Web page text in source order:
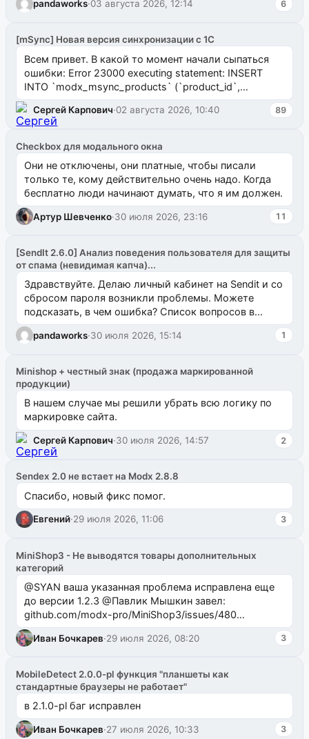
pandaworks·03 августа 2026, 12:14 6
[mSync] Новая версия синхронизации с 1С
Всем привет. В какой то момент начали сыпаться
ошибки: Error 23000 executing statement: INSERT
INTO `modx_msync_products` (`product_id`,
`uuid_1c`) VALUES ...
Сергей Карпович·02 августа 2026, 10:40 89
Checkbox для модального окна
Они не отключены, они платные, чтобы писали
только те, кому действительно очень надо. Когда
бесплатно люди начинают думать, что я им должен.
Артур Шевченко·30 июля 2026, 23:16 11
[SendIt 2.6.0] Анализ поведения пользователя для защиты
от спама (невидимая капча)...
Здравствуйте. Делаю личный кабинет на Sendit и со
сбросом пароля возникли проблемы. Можете
подсказать, в чем ошибка? Список вопросов в
одноименном разделе на modx.pro пока пуст, и,...
pandaworks·30 июля 2026, 15:14 1
Minishop + честный знак (продажа маркированной
продукции)
В нашем случае мы решили убрать всю логику по
маркировке сайта.
Сергей Карпович·30 июля 2026, 14:57 2
Sendex 2.0 не встает на Modx 2.8.8
Спасибо, новый фикс помог.
Евгений·29 июля 2026, 11:06 3
MiniShop3 - Не выводятся товары дополнительных
категорий
@SYAN ваша указанная проблема исправлена еще
до версии 1.2.3 @Павлик Мышкин завел:
github.com/modx-pro/MiniShop3/issues/480
github.com/modx-pro/MiniShop3/issues/481Исправим
в б...
Иван Бочкарев·29 июля 2026, 08:20 3
MobileDetect 2.0.0-pl функция "планшеты как
стандартные браузеры не работает"
в 2.1.0-pl баг исправлен
Иван Бочкарев·27 июля 2026, 10:33 3